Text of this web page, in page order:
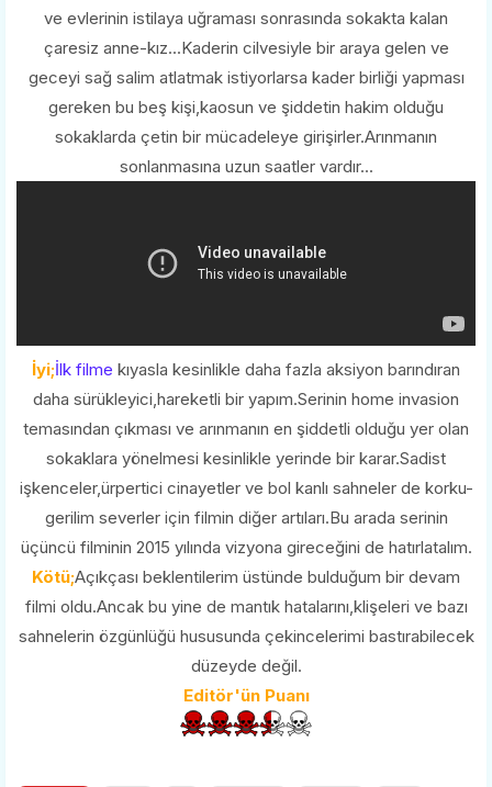
ve evlerinin istilaya uğraması sonrasında sokakta kalan
çaresiz anne-kız...Kaderin cilvesiyle bir araya gelen ve
geceyi sağ salim atlatmak istiyorlarsa kader birliği yapması
gereken bu beş kişi,kaosun ve şiddetin hakim olduğu
sokaklarda çetin bir mücadeleye girişirler.Arınmanın
sonlanmasına uzun saatler vardır...
İyi;İlk filme kıyasla kesinlikle daha fazla aksiyon barındıran
daha sürükleyici,hareketli bir yapım.Serinin home invasion
temasından çıkması ve arınmanın en şiddetli olduğu yer olan
sokaklara yönelmesi kesinlikle yerinde bir karar.Sadist
işkenceler,ürpertici cinayetler ve bol kanlı sahneler de korku-
gerilim severler için filmin diğer artıları.Bu arada serinin
üçüncü filminin 2015 yılında vizyona gireceğini de hatırlatalım.
Kötü;Açıkçası beklentilerim üstünde bulduğum bir devam
filmi oldu.Ancak bu yine de mantık hatalarını,klişeleri ve bazı
sahnelerin özgünlüğü hususunda çekincelerimi bastırabilecek
düzeyde değil.
Editör'ün Puanı